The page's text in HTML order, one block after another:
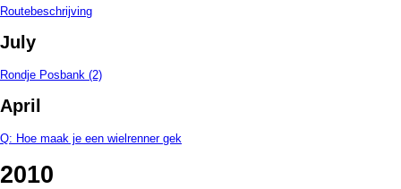
Routebeschrijving
July
Rondje Posbank (2)
April
Q: Hoe maak je een wielrenner gek
2010